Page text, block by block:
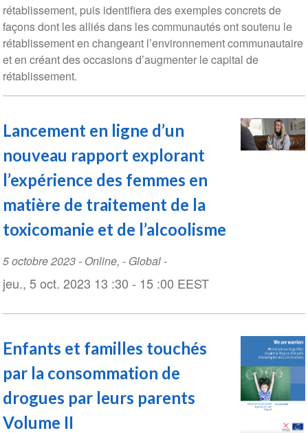
rétablissement, puis identifiera des exemples concrets de
façons dont les alliés dans les communautés ont soutenu le
rétablissement en changeant l’environnement communautaire
et en créant des occasions d’augmenter le capital de
rétablissement.
Lancement en ligne d’un
nouveau rapport explorant
l’expérience des femmes en
matière de traitement de la
toxicomanie et de l’alcoolisme
Event
Date
5 octobre 2023- Online, - Global -
jeu., 5 oct. 2023 13 :30 - 15 :00 EEST
Enfants et familles touchés
par la consommation de
drogues par leurs parents
Volume II